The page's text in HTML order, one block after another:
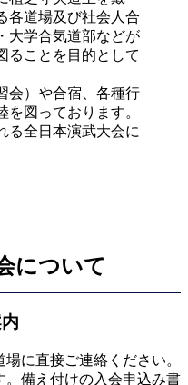
各道場及び社会人合
大学合気道部などが
ることを目的として
会）や合宿、各種行
図っております。
る全日本演武大会に
について
に直接ご連絡ください。
。備え付けの入会申込み書